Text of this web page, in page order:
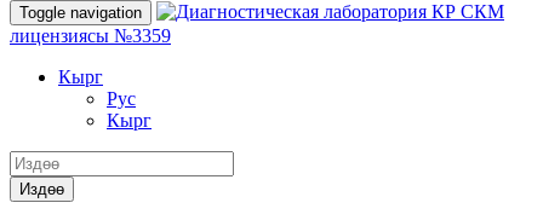
Toggle navigation
КР СКМ
лицензиясы №3359
Кырг
Руc
Кырг
Издөө